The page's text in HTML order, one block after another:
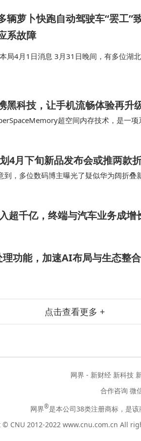
辆萝卜快跑自动驾驶车“罢工”
系故障
局4月1日消息 3月31日晚间，有多位湖
辆突然在道路中间临停，造成交通拥堵
黑科技，让手机流畅体验再升
超空间内存技术，是一
空间内存与超丝滑方舟引擎…
4月下旬新品发布会或推两款
到，多位数码博主曝光了疑似华为阔折叠
三个较大的圆形摄像头模组和一个较小
超千亿，终端与汽车业务成增
功能，加速AI布局与生态整合
点击查看更多 +
网界 - 新财经 新科技
合作咨询 微
网界®是本公司38类注册商标，是
CNU 2012-2022 www.cnu.com.cn All